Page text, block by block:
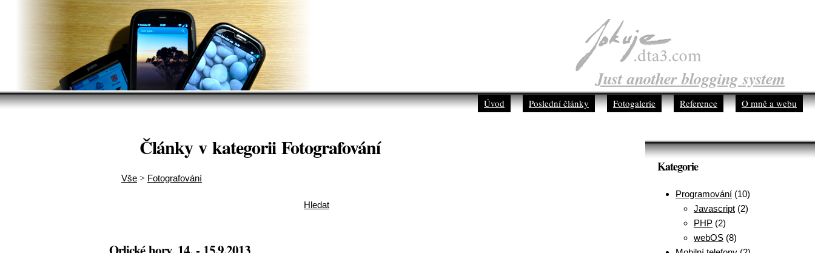
Just another blogging system
Úvod Poslední články Fotogalerie Reference O mně a webu
Kategorie
Programování (10)
Javascript (2)
PHP (2)
webOS (8)
Články v kategorii Fotografování
Vše > Fotografování
Hledat